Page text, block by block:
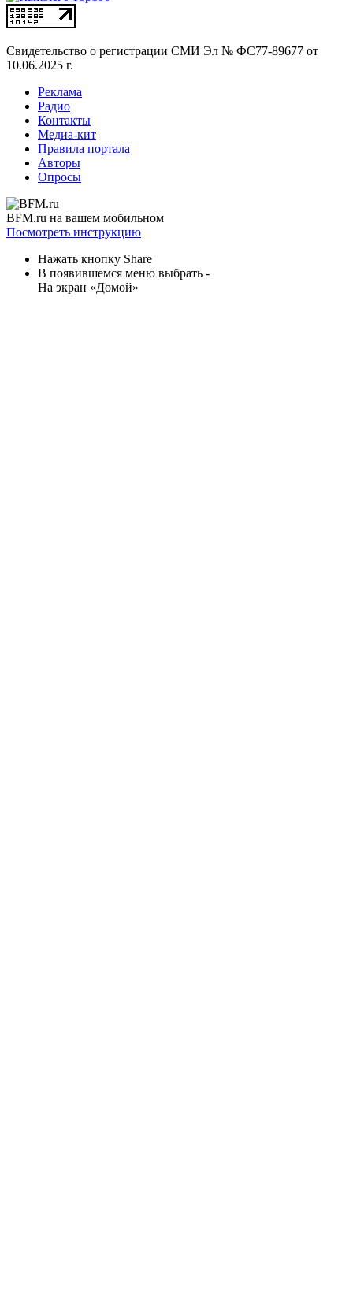
Свидетельство о регистрации СМИ Эл № ФС77-89677 от
10.06.2025 г.
Реклама
Радио
Контакты
Медиа-кит
Правила портала
Авторы
Опросы
BFM.ru на вашем мобильном
Посмотреть инструкцию
Нажать кнопку Share
В появившемся меню выбрать -
На экран «Домой»